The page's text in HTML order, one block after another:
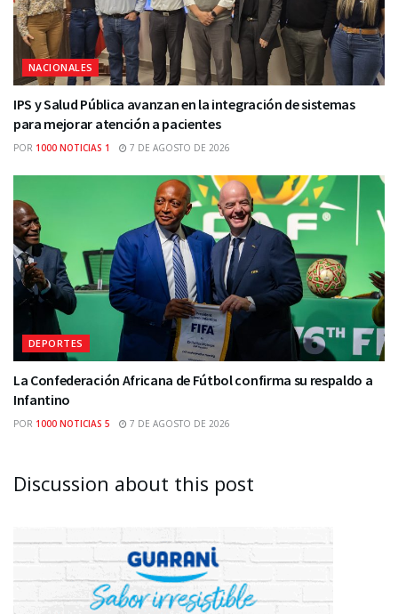
NACIONALES
IPS y Salud Pública avanzan en la integración de sistemas
para mejorar atención a pacientes
POR 1000 NOTICIAS 1 7 DE AGOSTO DE 2026
DEPORTES
La Confederación Africana de Fútbol confirma su respaldo a
Infantino
POR 1000 NOTICIAS 5 7 DE AGOSTO DE 2026
Discussion about this post